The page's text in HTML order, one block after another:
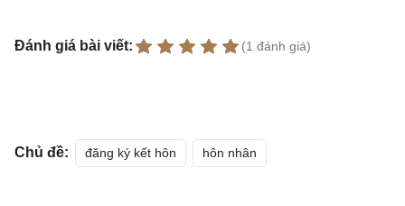
Đánh giá bài viết: (1 đánh giá)
Chủ đề: đăng ký kết hôn hôn nhân